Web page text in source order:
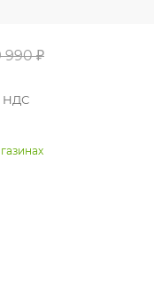
990₽
НДС